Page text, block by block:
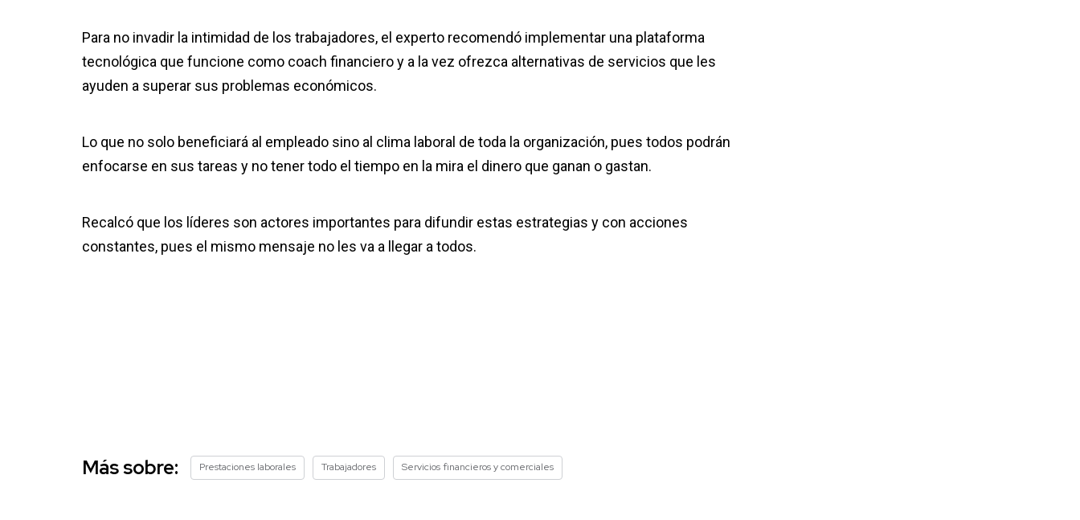
Para no invadir la intimidad de los trabajadores, el experto recomendó implementar una plataforma
tecnológica que funcione como coach financiero y a la vez ofrezca alternativas de servicios que les
ayuden a superar sus problemas económicos.
Lo que no solo beneficiará al empleado sino al clima laboral de toda la organización, pues todos podrán
enfocarse en sus tareas y no tener todo el tiempo en la mira el dinero que ganan o gastan.
Recalcó que los líderes son actores importantes para difundir estas estrategias y con acciones
constantes, pues el mismo mensaje no les va a llegar a todos.
Más sobre: Prestaciones laborales Trabajadores Servicios financieros y comerciales